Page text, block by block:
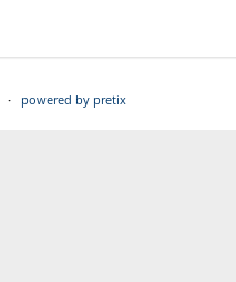
powered by pretix